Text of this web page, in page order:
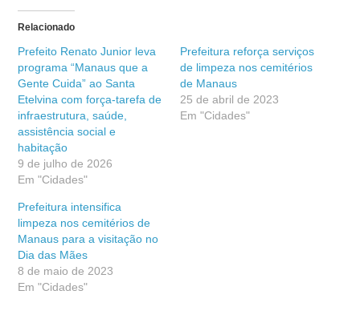
Relacionado
Prefeito Renato Junior leva
programa “Manaus que a
Gente Cuida” ao Santa
Etelvina com força-tarefa de
infraestrutura, saúde,
assistência social e
habitação
9 de julho de 2026
Em "Cidades"
Prefeitura reforça serviços
de limpeza nos cemitérios
de Manaus
25 de abril de 2023
Em "Cidades"
Prefeitura intensifica
limpeza nos cemitérios de
Manaus para a visitação no
Dia das Mães
8 de maio de 2023
Em "Cidades"